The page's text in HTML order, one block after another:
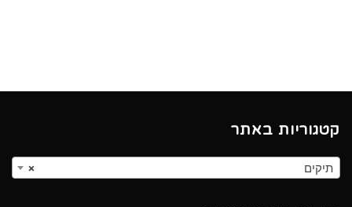
קטגוריות באתר
× תיקים